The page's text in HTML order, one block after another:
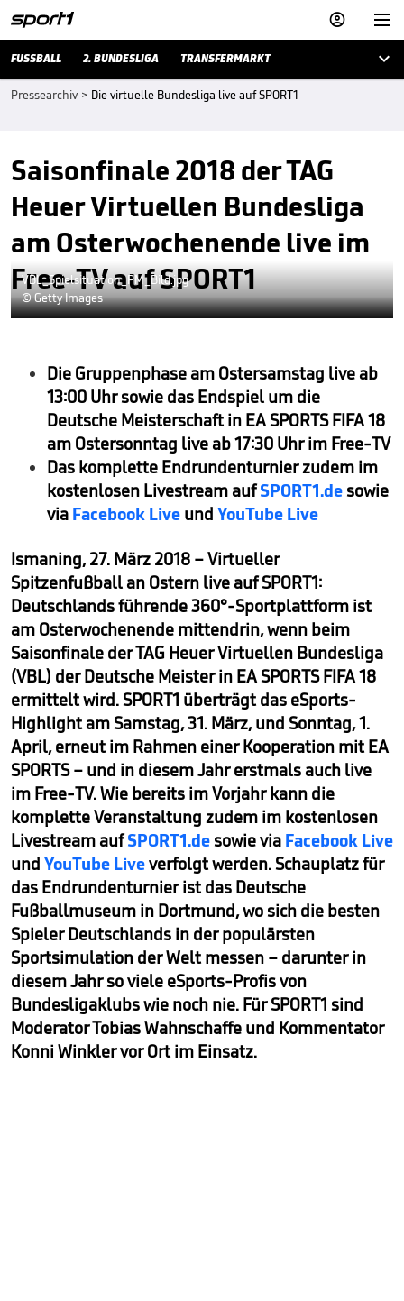


FUSSBALL 2. BUNDESLIGA TRANSFERMARKT 
Pressearchiv > Die virtuelle Bundesliga live auf SPORT1
Saisonfinale 2018 der TAG
Heuer Virtuellen Bundesliga
am Osterwochenende live im
Free-TV auf SPORT1
VBL_Spielsituation_PM_Bild.jpg
© Getty Images
Die Gruppenphase am Ostersamstag live ab
13:00 Uhr sowie das Endspiel um die
Deutsche Meisterschaft in EA SPORTS FIFA 18
am Ostersonntag live ab 17:30 Uhr im Free-TV
Das komplette Endrundenturnier zudem im
kostenlosen Livestream aufSPORT1.de sowie
via Facebook Live und YouTube Live
Ismaning, 27. März 2018 – Virtueller
Spitzenfußball an Ostern live auf SPORT1:
Deutschlands führende 360°-Sportplattform ist
am Osterwochenende mittendrin, wenn beim
Saisonfinale der TAG Heuer Virtuellen Bundesliga
(VBL) der Deutsche Meister in EA SPORTS FIFA 18
ermittelt wird. SPORT1 überträgt das eSports-
Highlight am Samstag, 31. März, und Sonntag, 1.
April, erneut im Rahmen einer Kooperation mit EA
SPORTS – und in diesem Jahr erstmals auch live
im Free-TV. Wie bereits im Vorjahr kann die
komplette Veranstaltung zudem im kostenlosen
Livestream aufSPORT1.de sowie via Facebook Live
und YouTube Liveverfolgt werden. Schauplatz für
das Endrundenturnier ist das Deutsche
Fußballmuseum in Dortmund, wo sich die besten
Spieler Deutschlands in der populärsten
Sportsimulation der Welt messen – darunter in
diesem Jahr so viele eSports-Profis von
Bundesligaklubs wie noch nie. Für SPORT1 sind
Moderator Tobias Wahnschaffe und Kommentator
Konni Winkler vor Ort im Einsatz.